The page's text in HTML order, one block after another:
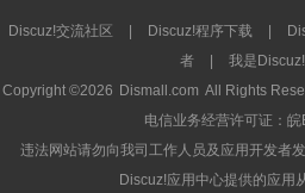
Discuz!交流社区 Discuz!程序下载
者
我是
Copyright ©2026 Dismall.com All Rights
电信业务经营许可证：
违法网站请勿向我司工作人员及应用开发者
Discuz!应用中心提供的应用